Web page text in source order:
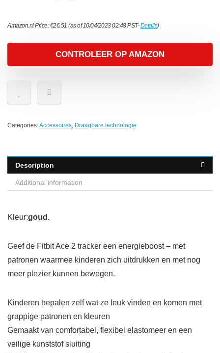
Amazon.nl Price:€26.51 (as of 10/04/2023 02:48 PST-Details)
CONTROLEER OP AMAZON
Categories:Accessoires, Draagbare technologie
Description
Additional information
Kleur:goud.
Geef de Fitbit Ace 2 tracker een energieboost – met
patronen waarmee kinderen zich uitdrukken en met nog
meer plezier kunnen bewegen.
Kinderen bepalen zelf wat ze leuk vinden en komen met
grappige patronen en kleuren
Gemaakt van comfortabel, flexibel elastomeer en een
veilige kunststof sluiting